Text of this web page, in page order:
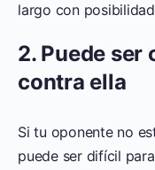
largo con
2. Puede
contra ella
Si tu oponente no
puede ser difícil